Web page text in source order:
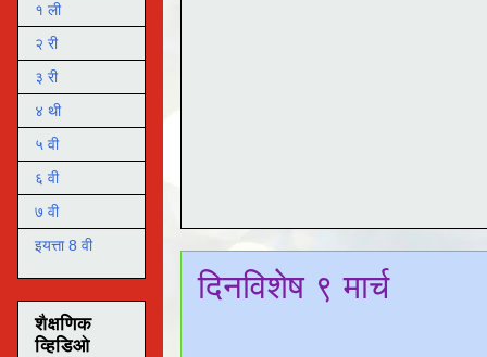
दिनविशेष ९ मार्च
१ ली
२ री
३ री
४ थी
५ वी
६ वी
७ वी
इयत्ता 8 वी
शैक्षणिक
व्हिडिओ